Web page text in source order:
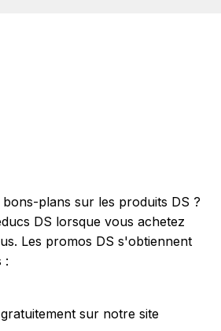
plans sur les produits DS ?
DS lorsque vous achetez
Les promos DS s'obtiennent
:
sur notre site